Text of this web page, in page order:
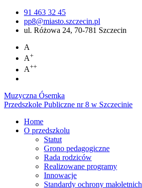
91 463 32 45
pp8@miasto.szczecin.pl
ul. Różowa 24, 70-781 Szczecin
A
A+
A++
Muzyczna Ósemka
Przedszkole Publiczne nr 8 w Szczecinie
Home
O przedszkolu
Statut
Grono pedagogiczne
Rada rodziców
Realizowane programy
Innowacje
Standardy ochrony małoletnich